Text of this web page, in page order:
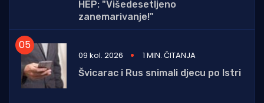
HEP: "Višedesetljeno
zanemarivanje!"
09 kol. 2026
1 MIN. ČITANJA
Švicarac i Rus snimali djecu po Istri